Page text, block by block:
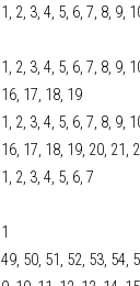
1, 2, 3, 4, 5, 6, 7, 8, 9,
1, 2, 3, 4, 5, 6, 7, 8, 9,
16, 17, 18, 19
1, 2, 3, 4, 5, 6, 7, 8, 9,
16, 17, 18, 19, 20, 21,
1, 2, 3, 4, 5, 6, 7
1
49, 50, 51, 52, 53, 54,